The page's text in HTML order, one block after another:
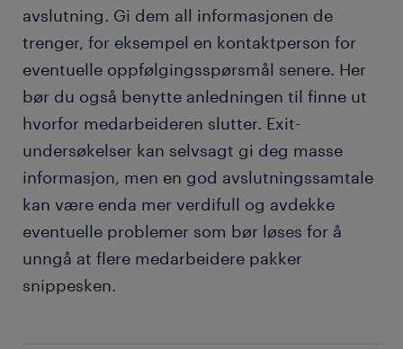
avslutning. Gi dem all informasjonen de
trenger, for eksempel en kontaktperson for
eventuelle oppfølgingsspørsmål senere. Her
bør du også benytte anledningen til finne ut
hvorfor medarbeideren slutter. Exit-
undersøkelser kan selvsagt gi deg masse
informasjon, men en god avslutningssamtale
kan være enda mer verdifull og avdekke
eventuelle problemer som bør løses for å
unngå at flere medarbeidere pakker
snippesken.